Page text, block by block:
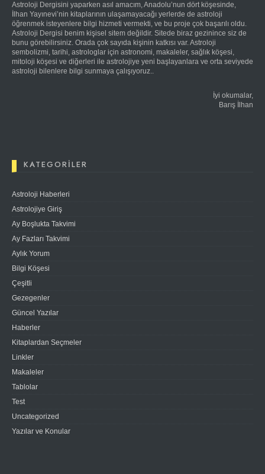
Astroloji Dergisini yaparken asıl amacım, Anadolu’nun dört köşesinde,
İlhan Yayınevi’nin kitaplarının ulaşamayacağı yerlerde de astroloji
öğrenmek isteyenlere bilgi hizmeti vermekti, ve bu proje çok başarılı oldu.
Astroloji Dergisi benim kişisel sitem değildir. Sitede biraz gezinince siz de
bunu görebilirsiniz. Orada çok sayıda kişinin katkısı var. Astroloji
sembolizmi, tarihi, astrologlar için astronomi, makaleler, sağlık köşesi,
mitoloji köşesi ve diğerleri ile astrolojiye yeni başlayanlara ve orta seviyede
astroloji bilenlere bilgi sunmaya çalışıyoruz..
İyi okumalar,
Barış İlhan
KATEGORILER
Astroloji Haberleri
Astrolojiye Giriş
Ay Boşlukta Takvimi
Ay Fazları Takvimi
Aylık Yorum
Bilgi Köşesi
Çeşitli
Gezegenler
Güncel Yazılar
Haberler
Kitaplardan Seçmeler
Linkler
Makaleler
Tablolar
Test
Uncategorized
Yazılar ve Konular